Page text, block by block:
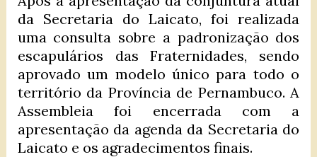
da Secretaria do Laicato, foi realizada
uma consulta sobre a padronização dos
escapulários das Fraternidades, sendo
aprovado um modelo único para todo o
território da Província de Pernambuco. A
Assembleia foi encerrada com a
apresentação da agenda da Secretaria do
Laicato e os agradecimentos finais.